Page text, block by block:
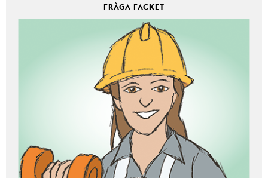
FRÅGA FACKET